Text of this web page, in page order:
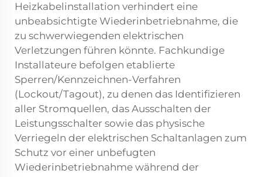
Heizkabelinstallation verhindert eine
unbeabsichtigte Wiederinbetriebnahme, die
zu schwerwiegenden elektrischen
Verletzungen führen könnte. Fachkundige
Installateure befolgen etablierte
Sperren/Kennzeichnen-Verfahren
(Lockout/Tagout), zu denen das Identifizieren
aller Stromquellen, das Ausschalten der
Leistungsschalter sowie das physische
Verriegeln der elektrischen Schaltanlagen zum
Schutz vor einer unbefugten
Wiederinbetriebnahme während der